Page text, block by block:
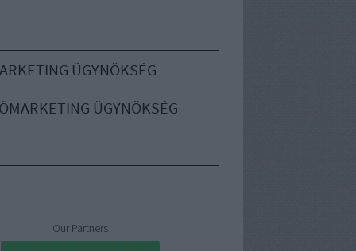
ÜGYNÖKSÉG
ÜGYNÖKSÉG
Our Partners